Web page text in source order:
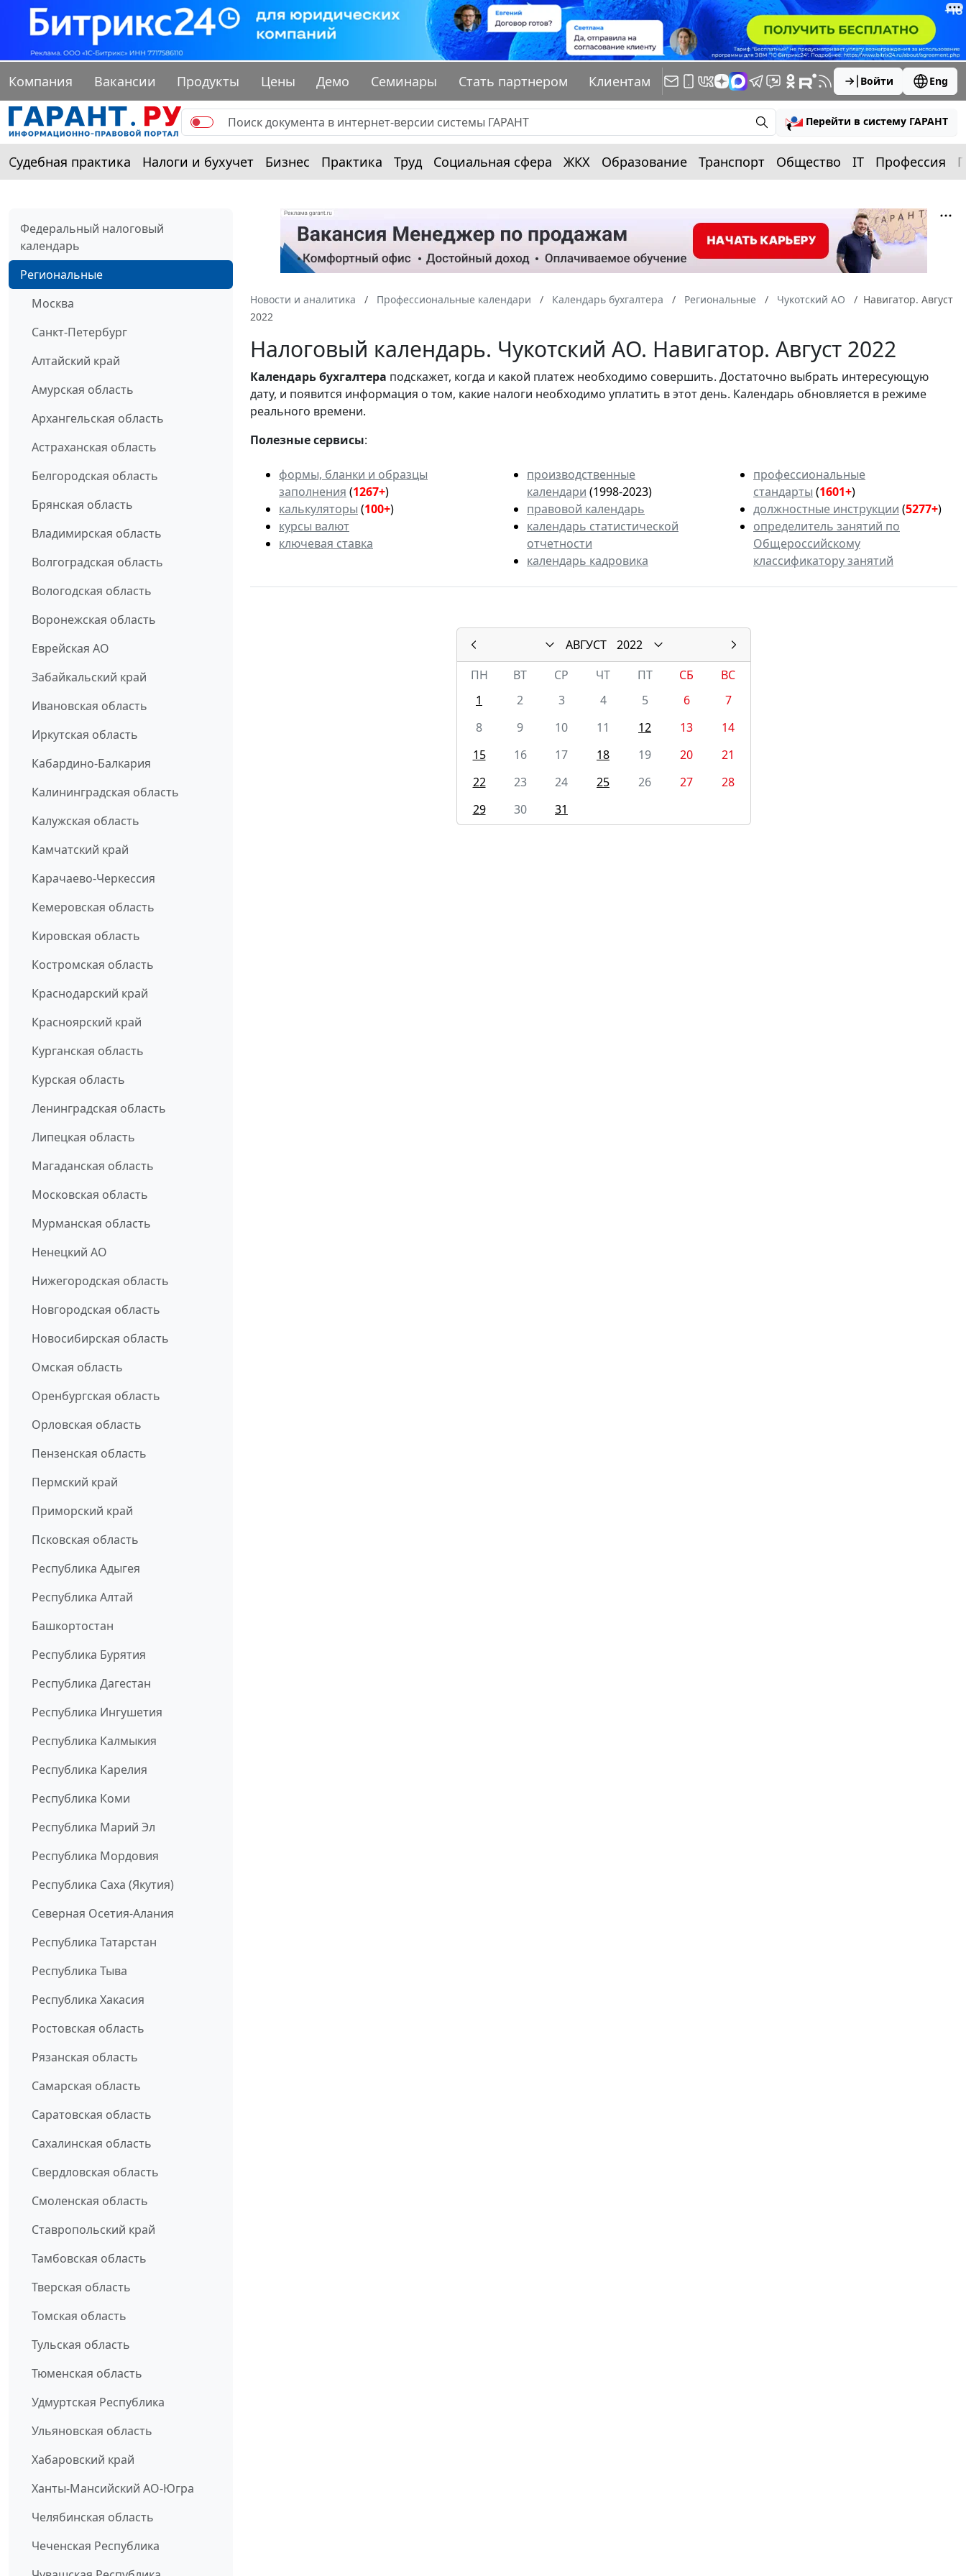
Компания Вакансии Продукты Цены Демо Семинары Стать партнером Клиентам Войти Eng
Перейти в систему ГАРАНТ
Судебная практика Налоги и бухучет Бизнес Практика Труд Социальная сфера ЖКХ Образование Транспорт Общество IT Профессия
Федеральный налоговый
календарь
Региональные
Москва
Санкт-Петербург
Алтайский край
Амурская область
Архангельская область
Астраханская область
Белгородская область
Брянская область
Владимирская область
Волгоградская область
Вологодская область
Воронежская область
Еврейская АО
Забайкальский край
Ивановская область
Иркутская область
Кабардино-Балкария
Калининградская область
Калужская область
Камчатский край
Карачаево-Черкессия
Кемеровская область
Кировская область
Костромская область
Краснодарский край
Красноярский край
Курганская область
Курская область
Ленинградская область
Липецкая область
Магаданская область
Московская область
Мурманская область
Ненецкий АО
Нижегородская область
Новгородская область
Новосибирская область
Омская область
Оренбургская область
Орловская область
Пензенская область
Пермский край
Приморский край
Псковская область
Республика Адыгея
Республика Алтай
Башкортостан
Республика Бурятия
Республика Дагестан
Республика Ингушетия
Республика Калмыкия
Республика Карелия
Республика Коми
Республика Марий Эл
Республика Мордовия
Республика Саха (Якутия)
Северная Осетия-Алания
Республика Татарстан
Республика Тыва
Республика Хакасия
Ростовская область
Рязанская область
Самарская область
Саратовская область
Сахалинская область
Свердловская область
Смоленская область
Ставропольский край
Тамбовская область
Тверская область
Томская область
Тульская область
Тюменская область
Удмуртская Республика
Ульяновская область
Хабаровский край
Ханты-Мансийский АО-Югра
Челябинская область
Чеченская Республика
Новости и аналитика Профессиональные календари Календарь бухгалтера Региональные Чукотский АО
Навигатор. Август
2022
Налоговый календарь. Чукотский АО. Навигатор. Август 2022
Календарьбухгалтера подскажет, когда и какой платеж необходимо совершить. Достаточно выбрать интересующую
дату, и появится информация о том, какие налоги необходимо уплатить в этот день. Календарь обновляется в режиме
реального времени.
Полезные сервисы:
формы, бланки и образцы
заполнения (1267+)
калькуляторы (100+)
курсы валют
ключевая ставка
производственные
календари (1998-2023)
правовой календарь
календарь статистической
отчетности
календарь кадровика
профессиональные
стандарты (1601+)
должностные инструкции (5277+)
определитель занятий по
Общероссийскому
классификатору занятий
АВГУСТ
2022
ПН
ВТ СР ЧТ ПТ СБ
ВС
1
2 3 4 5 6
7
8
9 10 11 12 13
14
15
16 17 18 19 20
21
22
23 24 25 26 27
28
29
30 31